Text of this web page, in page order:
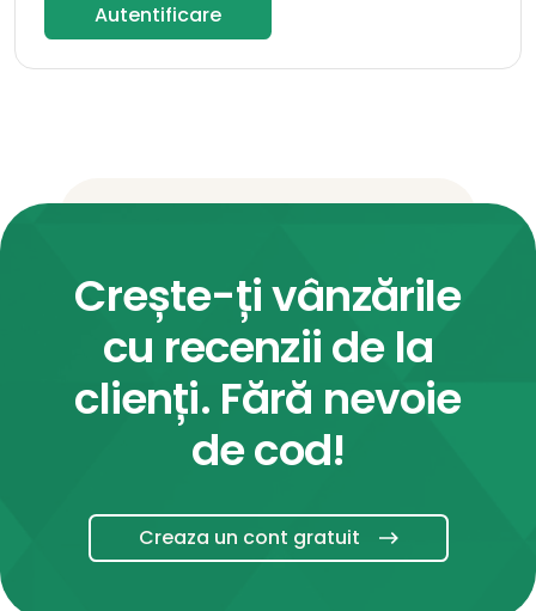
Autentificare
Crește-ți vânzările
cu recenzii de la
clienți. Fără nevoie
de cod!
Creaza un cont gratuit